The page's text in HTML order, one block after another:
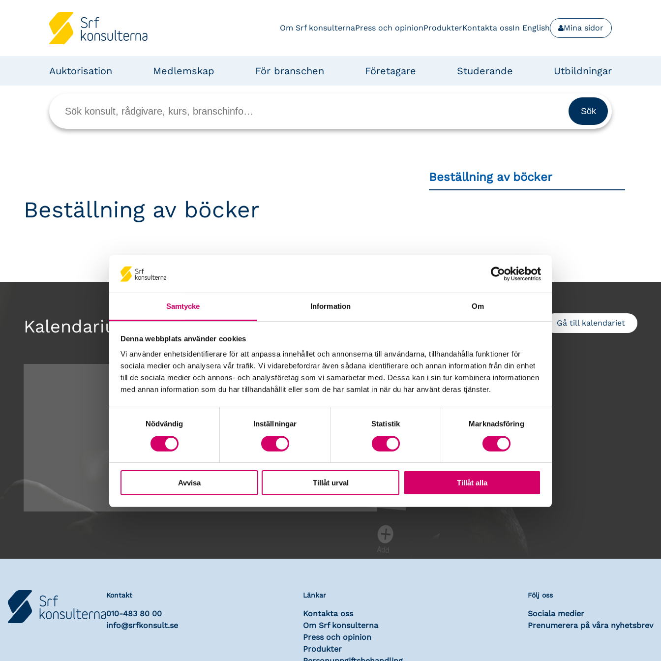
Samtycke Information Om
Denna webbplats använder cookies
Vi använder enhetsidentifierare för att anpassa innehållet och annonserna till användarna, tillhandahålla funktioner för
sociala medier och analysera vår trafik. Vi vidarebefordrar även sådana identifierare och annan information från din enhet
till de sociala medier och annons- och analysföretag som vi samarbetar med. Dessa kan i sin tur kombinera informationen
med annan information som du har tillhandahållit eller som de har samlat in när du har använt deras tjänster.
Nödvändig
Inställningar Statistik Marknadsföring
Avvisa Tillåt urval Tillåt alla
Om Srf konsulternaPress och opinionProdukterKontakta ossIn English Mina sidor
Auktorisation Medlemskap För branschen Företagare Studerande Utbildningar
Beställning av böcker
Beställning av böcker
Kalendarium Gå till kalendariet
Lägg till i kalender
Kontakt
010-483 80 00
info@srfkonsult.se
Länkar
Kontakta oss
Om Srf konsulterna
Press och opinion
Produkter
Följ oss
Sociala medier
Prenumerera på våra nyhetsbrev